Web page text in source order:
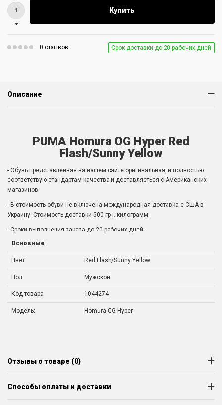
Купить
0 отзывов Срок доставки до 20 рабочих дней
Описание
PUMA Homura OG Hyper Red
Flash/Sunny Yellow
- Обувь представленная на нашем сайте оригинальная, и полностью
соответствую стандартам качества и доставляеться с Американских
магазинов.
- В стоимость обуви не включена международная доставка с США в
Украину. Стоимость доставки 500 грн. килограмм.
- Сроки выполнения заказа до 20 рабочих дней.
Основные
Цвет Red Flash/Sunny Yellow
Пол Мужской
Код товара 1044274
Модель: Homura OG Hyper
Отзывы о товаре (0)
Способы оплаты и доставки